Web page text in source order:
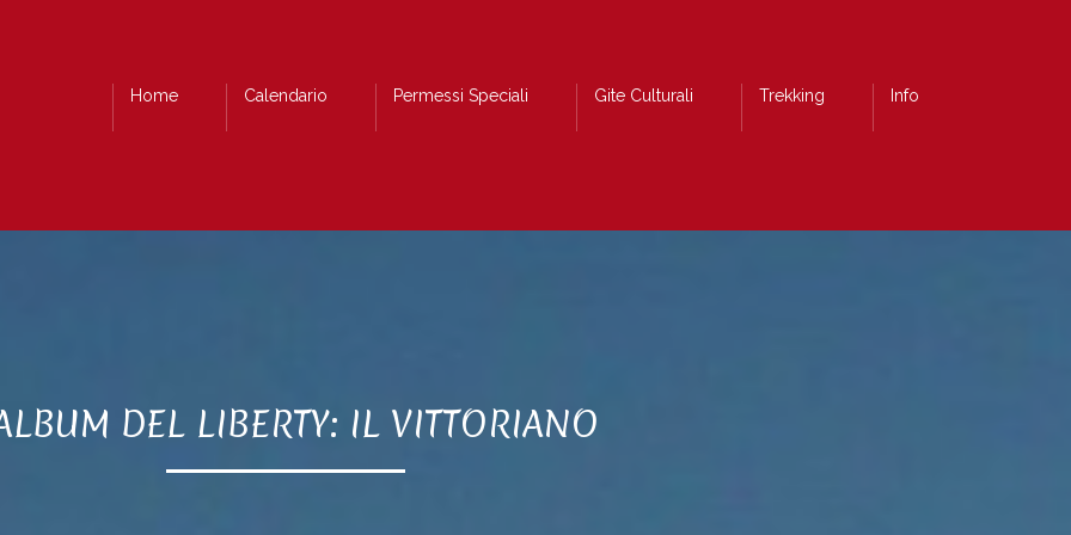
Home Calendario Permessi Speciali Gite Culturali Trekking Info
DEL LIBERTY: IL VITTORIANO